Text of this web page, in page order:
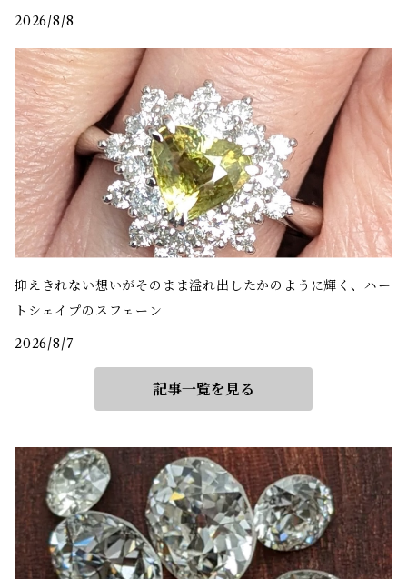
2026/8/8
抑えきれない想いがそのまま溢れ出したかのように輝く、ハー
トシェイプのスフェーン
2026/8/7
記事一覧を見る